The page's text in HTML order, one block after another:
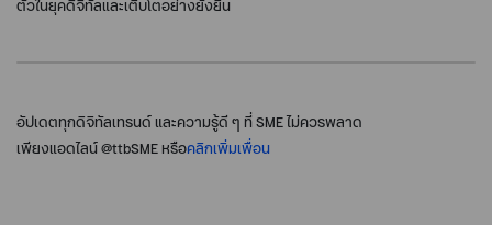
ตัวในยุคดิจิทัลและเติบโตอย่างยั่งยืน
อัปเดตทุกดิจิทัลเทรนด์ และความรู้ดี ๆ ที่ SME ไม่ควรพลาด
เพียงแอดไลน์ @ttbSME หรือคลิกเพิ่มเพื่อน